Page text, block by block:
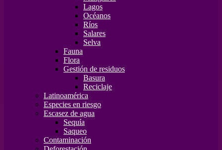
Lagos
Océanos
Ríos
Salares
Selva
Fauna
Flora
Gestión de residuos
Basura
Reciclaje
Latinoamérica
Especies en riesgo
Escasez de agua
Sequía
Saqueo
Contaminación